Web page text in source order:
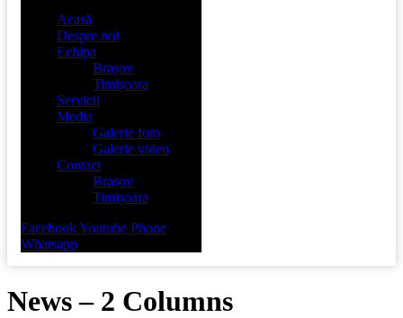
Acasă
Despre noi
Echipa
Brașov
Timișoara
Servicii
Media
Galerie foto
Galerie video
Contact
Brașov
Timișoara
FacebookYoutube Phone
Whatsapp
News – 2 Columns